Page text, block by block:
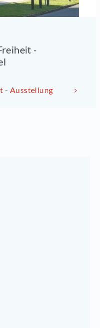
-
- Ausstellung